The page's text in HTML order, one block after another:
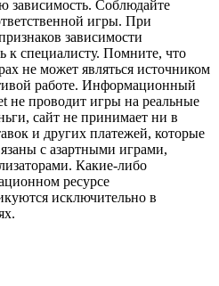
зависимость. Соблюдайте
игры. При
зависимости
к специалисту. Помните, что
не может являться источником
работе. Информационный
не проводит игры на реальные
сайт не принимает ни в
и других платежей, которые
с азартными играми,
Какие-либо
ресурсе
исключительно в